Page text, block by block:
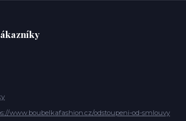
www.boubelkafashion.cz/odstoupeni-od-smlouvy